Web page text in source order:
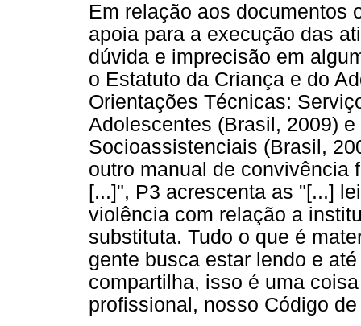
Em relação aos documentos
apoia para a execução das
dúvida e imprecisão em
o Estatuto da Criança e do
Orientações Técnicas:
Adolescentes (Brasil, 2009)
Socioassistenciais (Brasil,
outro manual de convivência
[...]", P3 acrescenta as "[...]
violência com relação a
substituta. Tudo o que é
gente busca estar lendo e
compartilha, isso é uma
profissional, nosso Código